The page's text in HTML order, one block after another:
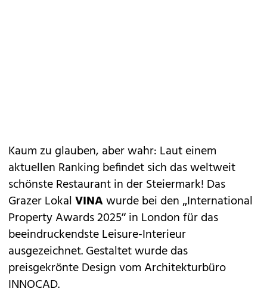
Kaum zu glauben, aber wahr: Laut einem
aktuellen Ranking befindet sich das weltweit
schönste Restaurant in der Steiermark! Das
Grazer LokalVINAwurde bei den „International
Property Awards 2025“ in London für das
beeindruckendste Leisure-Interieur
ausgezeichnet. Gestaltet wurde das
preisgekrönte Design vom Architekturbüro
INNOCAD.